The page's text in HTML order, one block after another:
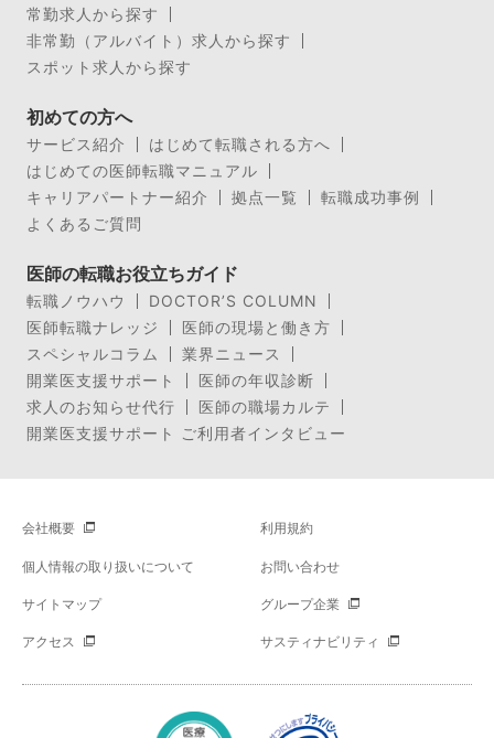
常勤求人から探す
非常勤（アルバイト）求人から探す
スポット求人から探す
初めての方へ
サービス紹介
はじめて転職される方へ
はじめての医師転職マニュアル
キャリアパートナー紹介
拠点一覧
転職成功事例
よくあるご質問
医師の転職お役立ちガイド
転職ノウハウ
DOCTOR’S COLUMN
医師転職ナレッジ
医師の現場と働き方
スペシャルコラム
業界ニュース
開業医支援サポート
医師の年収診断
求人のお知らせ代行
医師の職場カルテ
開業医支援サポート ご利用者インタビュー
会社概要 利用規約
個人情報の取り扱いについて お問い合わせ
サイトマップ グループ企業
アクセス サスティナビリティ